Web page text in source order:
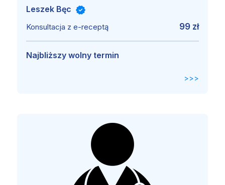
Leszek Bęc
Konsultacja z e-receptą 99 zł
Najbliższy wolny termin
>>>